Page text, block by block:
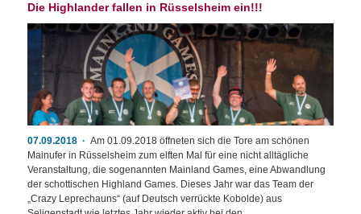
Die Highlander fallen in Rüsselsheim ein!!!
07.09.2018
Am 01.09.2018 öffneten sich die Tore am schönen
Mainufer in Rüsselsheim zum elften Mal für eine nicht alltägliche
Veranstaltung, die sogenannten Mainland Games, eine Abwandlung
der schottischen Highland Games. Dieses Jahr war das Team der
„Crazy Leprechauns“ (auf Deutsch verrückte Kobolde) aus